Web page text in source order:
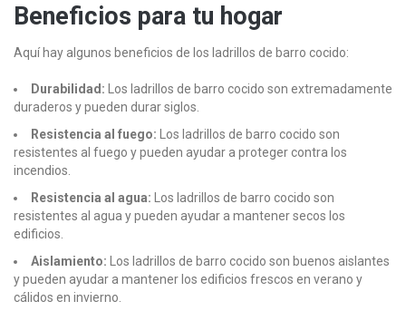
Beneficios para tu hogar
Aquí hay algunos beneficios de los ladrillos de barro cocido:
Durabilidad: Los ladrillos de barro cocido son extremadamente
duraderos y pueden durar siglos.
Resistencia al fuego: Los ladrillos de barro cocido son
resistentes al fuego y pueden ayudar a proteger contra los
incendios.
Resistencia al agua: Los ladrillos de barro cocido son
resistentes al agua y pueden ayudar a mantener secos los
edificios.
Aislamiento: Los ladrillos de barro cocido son buenos aislantes
y pueden ayudar a mantener los edificios frescos en verano y
cálidos en invierno.